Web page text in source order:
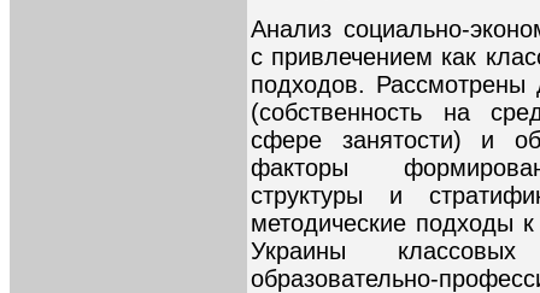
Анализ социально-
с привлечением как
подходов. Рассмотрены
(собственность на
сфере занятости) и
факторы
структуры и
методические подходы
Украины
образовательно-